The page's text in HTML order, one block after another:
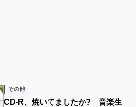
その他
CD-R、焼いてましたか? 音楽生